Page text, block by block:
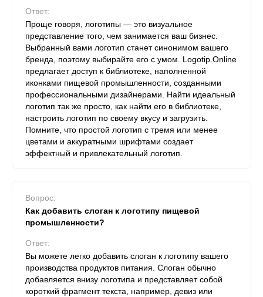
Ответ:
Проще говоря, логотипы — это визуальное
представление того, чем занимается ваш бизнес.
Выбранный вами логотип станет синонимом вашего
бренда, поэтому выбирайте его с умом. Logotip.Online
предлагает доступ к библиотеке, наполненной
иконками пищевой промышленности, созданными
профессиональными дизайнерами. Найти идеальный
логотип так же просто, как найти его в библиотеке,
настроить логотип по своему вкусу и загрузить.
Помните, что простой логотип с тремя или менее
цветами и аккуратными шрифтами создает
эффектный и привлекательный логотип.
Вопрос:
Как добавить слоган к логотипу пищевой
промышленности?
Ответ:
Вы можете легко добавить слоган к логотипу вашего
производства продуктов питания. Слоган обычно
добавляется внизу логотипа и представляет собой
короткий фрагмент текста, например, девиз или